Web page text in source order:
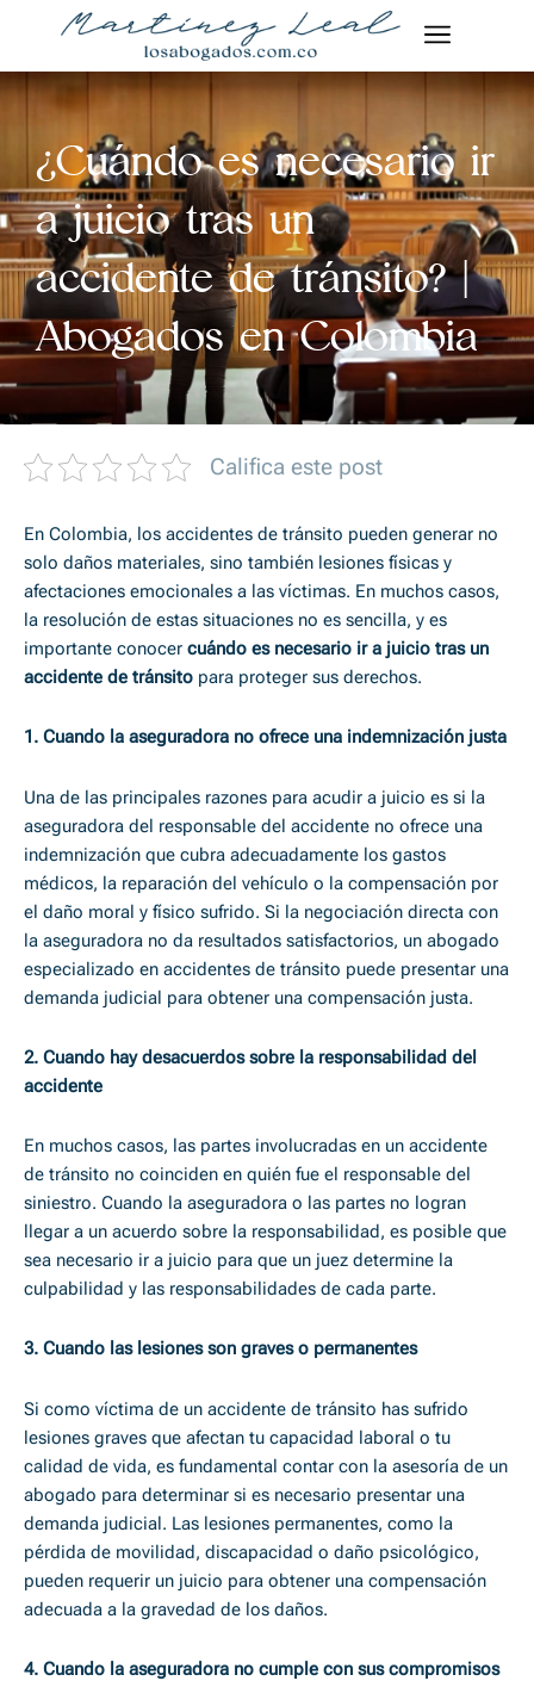
contenido
¿Cuándo es necesario ir
a juicio tras un
accidente de tránsito? |
Abogados en Colombia
Califica este post
En Colombia, los accidentes de tránsito pueden generar no
solo daños materiales, sino también lesiones físicas y
afectaciones emocionales a las víctimas. En muchos casos,
la resolución de estas situaciones no es sencilla, y es
importante conocer cuándo es necesario ir a juicio tras un
accidente de tránsito para proteger sus derechos.
1. Cuando la aseguradora no ofrece una indemnización justa
Una de las principales razones para acudir a juicio es si la
aseguradora del responsable del accidente no ofrece una
indemnización que cubra adecuadamente los gastos
médicos, la reparación del vehículo o la compensación por
el daño moral y físico sufrido. Si la negociación directa con
la aseguradora no da resultados satisfactorios, un abogado
especializado en accidentes de tránsito puede presentar una
demanda judicial para obtener una compensación justa.
2. Cuando hay desacuerdos sobre la responsabilidad del
accidente
En muchos casos, las partes involucradas en un accidente
de tránsito no coinciden en quién fue el responsable del
siniestro. Cuando la aseguradora o las partes no logran
llegar a un acuerdo sobre la responsabilidad, es posible que
sea necesario ir a juicio para que un juez determine la
culpabilidad y las responsabilidades de cada parte.
3. Cuando las lesiones son graves o permanentes
Si como víctima de un accidente de tránsito has sufrido
lesiones graves que afectan tu capacidad laboral o tu
calidad de vida, es fundamental contar con la asesoría de un
abogado para determinar si es necesario presentar una
demanda judicial. Las lesiones permanentes, como la
pérdida de movilidad, discapacidad o daño psicológico,
pueden requerir un juicio para obtener una compensación
adecuada a la gravedad de los daños.
4. Cuando la aseguradora no cumple con sus compromisos